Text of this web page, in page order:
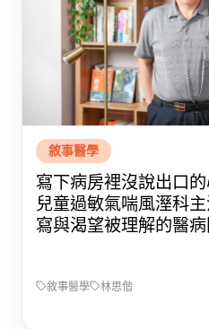
敘事醫學
寫下病房裡沒說出口
兒童過敏氣喘風溼科
寫與渴望被理解的醫
敘事醫學 林思偕